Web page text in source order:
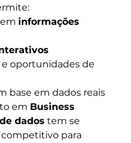
informações
oportunidades de
base em dados reais
em Business
dados tem se
para